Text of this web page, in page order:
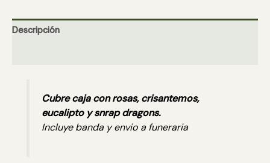
Descripción
Cubre caja con rosas, crisantemos,
eucalipto y snrap dragons.
Incluye banda y envio a funeraria